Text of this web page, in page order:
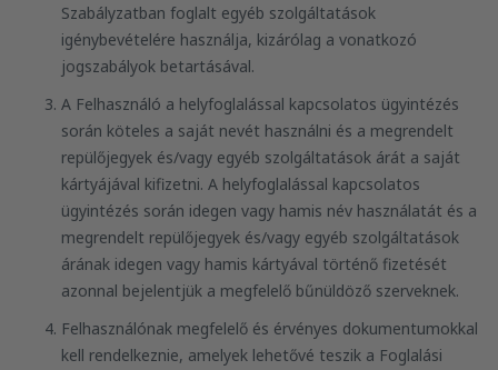
Szabályzatban foglalt egyéb szolgáltatások
igénybevételére használja, kizárólag a vonatkozó
jogszabályok betartásával.
A Felhasználó a helyfoglalással kapcsolatos ügyintézés
során köteles a saját nevét használni és a megrendelt
repülőjegyek és/vagy egyéb szolgáltatások árát a saját
kártyájával kifizetni. A helyfoglalással kapcsolatos
ügyintézés során idegen vagy hamis név használatát és a
megrendelt repülőjegyek és/vagy egyéb szolgáltatások
árának idegen vagy hamis kártyával történő fizetését
azonnal bejelentjük a megfelelő bűnüldöző szerveknek.
Felhasználónak megfelelő és érvényes dokumentumokkal
kell rendelkeznie, amelyek lehetővé teszik a Foglalási